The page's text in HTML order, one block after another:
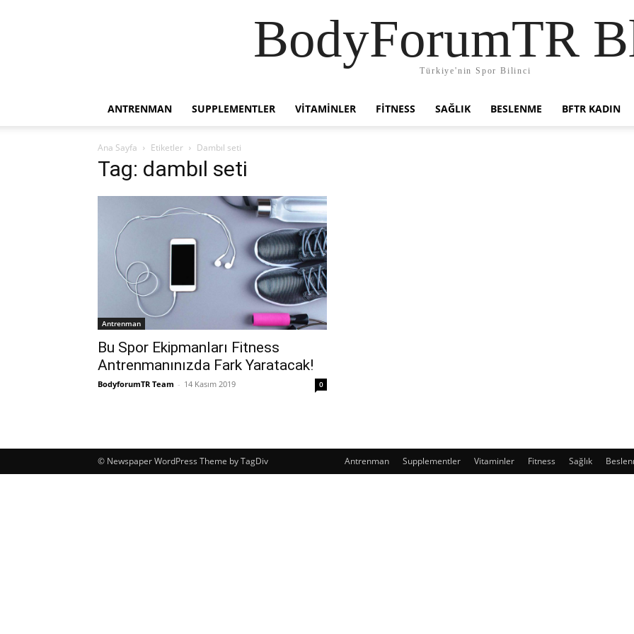
BodyForumTR
Türkiye'nin Spor Bilinci
ANTRENMAN SUPPLEMENTLER VITAMINLER FITNESS SAĞLIK BESLENME BFTR KADIN
Ana Sayfa Etiketler Dambıl seti
Tag: dambıl seti
Antrenman
Bu Spor Ekipmanları Fitness
Antrenmanınızda Fark Yaratacak!
BodyforumTR Team - 14 Kasım 2019 0
Antrenman Supplementler Vitaminler Fitness Sağlık
© Newspaper WordPress Theme by TagDiv